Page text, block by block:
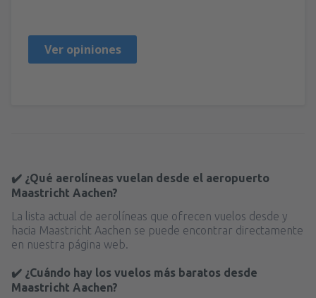
Ver opiniones
✔️ ¿Qué aerolíneas vuelan desde el aeropuerto
Maastricht Aachen?
La lista actual de aerolíneas que ofrecen vuelos desde y
hacia Maastricht Aachen se puede encontrar directamente
en nuestra página web.
✔️ ¿Cuándo hay los vuelos más baratos desde
Maastricht Aachen?